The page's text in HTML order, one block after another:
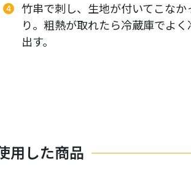
竹串で刺し、生地が付いてこな
り。粗熱が取れたら冷蔵庫でよ
出す。
用した商品